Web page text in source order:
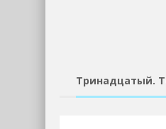
Тринадцатый.